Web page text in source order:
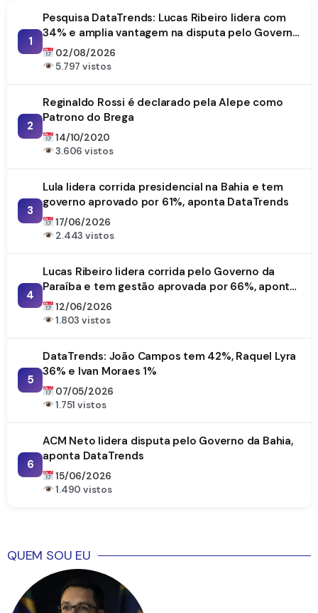
1
Pesquisa DataTrends: Lucas Ribeiro lidera com
34% e amplia vantagem na disputa pelo Governo
da Paraíba
02/08/2026
5.797 vistos
2
Reginaldo Rossi é declarado pela Alepe como
Patrono do Brega
14/10/2020
3.606 vistos
3
Lula lidera corrida presidencial na Bahia e tem
governo aprovado por 61%, aponta DataTrends
17/06/2026
2.443 vistos
4
Lucas Ribeiro lidera corrida pelo Governo da
Paraíba e tem gestão aprovada por 66%, aponta
DataTrends
12/06/2026
1.803 vistos
5
DataTrends: João Campos tem 42%, Raquel Lyra
36% e Ivan Moraes 1%
07/05/2026
1.751 vistos
6
ACM Neto lidera disputa pelo Governo da Bahia,
aponta DataTrends
15/06/2026
1.490 vistos
QUEM SOU EU